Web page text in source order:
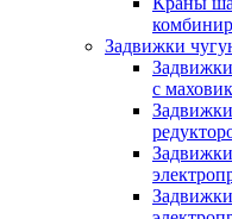
Задвижки
с